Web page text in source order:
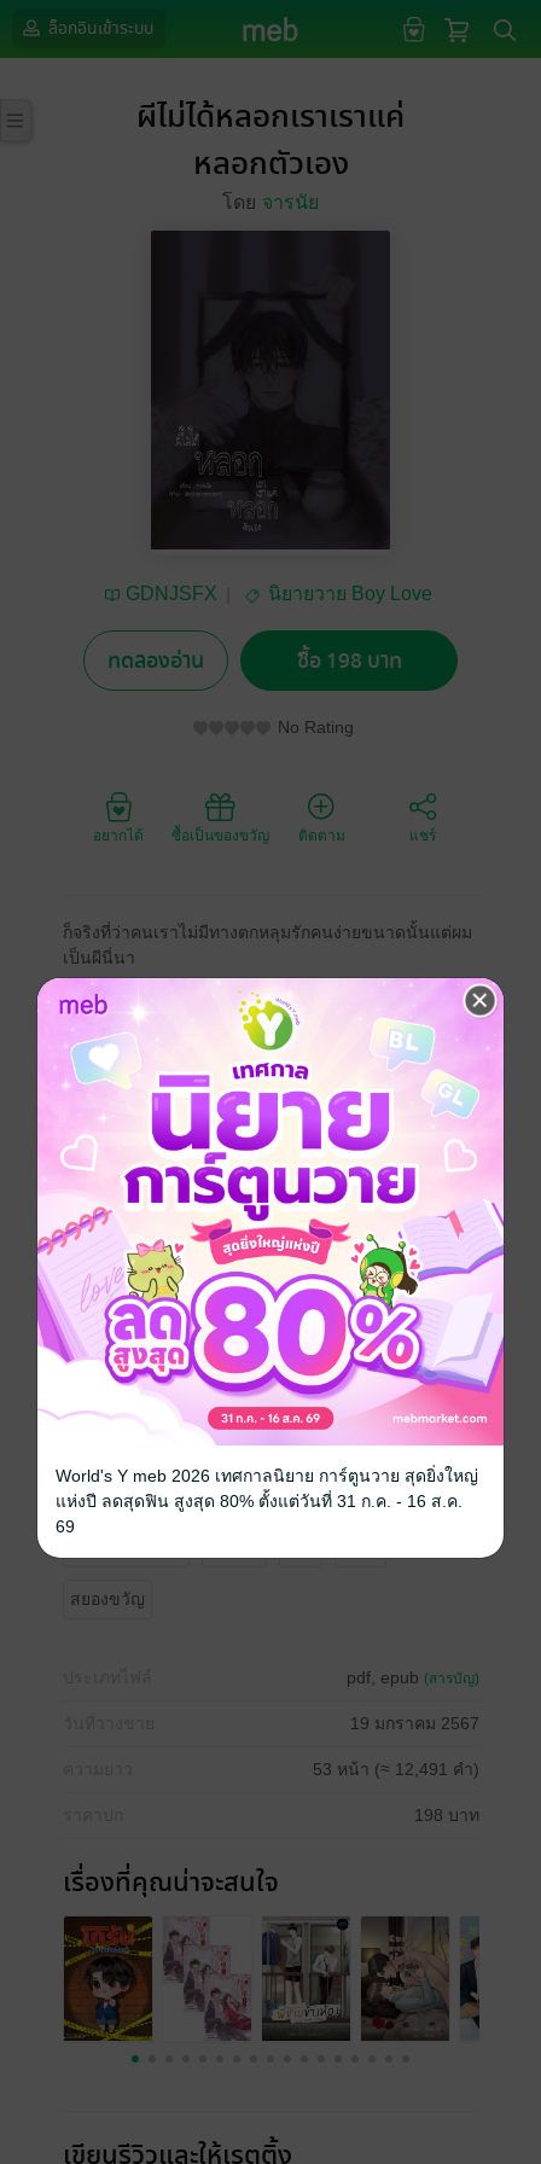
ล็อกอินเข้าระบบ
ผีไม่ได้หลอกเราเราแค่
หลอกตัวเอง
โดย จารนัย
GDNJSFX
นิยายวาย Boy Love
ทดลองอ่าน ซื้อ 198 บาท
No Rating
อยากได้ ซื้อเป็นของขวัญ ติดตาม แชร์
ก็จริงที่ว่าคนเราไม่มีทางตกหลุมรักคนง่ายขนาดนั้นแต่ผม
เป็นผีนี่นา
|
ยูเก็น นักเลงหนุ่มในวัยมัธยมปลายที่ไม่สามารถใช้ชีวิต
แบบปกติได้เนื่องจากถูก "แบล็คเมล์" โดยคุณครูใจร้าย
อย่างโยชิมาและจำเป็นที่จะต้องทำทุกอย่างที่ครูโยชิมา
ต้องการเพื่อไม่ให้ความลับของตัวเองรั่วไหลออกไป
ในวันที่ยูเก็นเผลอหลับด้วยความเหนื่อยล้าจากการกลั่น
แกล้งของครูผู้ถือไพ่ใหญ่กว่า เขาได้วิ่งอย่างรวดเร็วเพื่อ
ออกจากอาคารโดยเป็นเส้นทางใหม่ที่เกิดจากความรีบร้อน
ทำให้ยูเก็นกำเป็นต้องวิ่งผ่านห้องดนตรีเก่าที่ถูกปล่อยทิ้ง
บ้างก็ถูกเก็บของอื่น ๆ ไว้ที่ไม่เกี่ยวกับดนตรีราวกับห้องขยะ
แต่มันหน้าแปลกตรงที่ห้องนี้ดันมีเสียงดนตรีดังขึ้นในขณะ
ที่ยูเก็นวิ่งผ่าน
" เสียงซามิเซ็ง ? "
เมื่อเป็นเช่นนั้นเขาก็ได้แต่เก็บความสงสัยนั้นไว้ภายในใจ
ในวันต่อมาเขาคิดที่จะหาความจริงหาคำตอบของห้อง
ดนตรี และเมื่อประตูห้องดนตรีถูกเปิดออก ก็ถือเป็นจุดเริ่ม
ต้นของความวุ่นวายและน้ำตา
สยองขวัญ
pdf, epub (สารบัญ)
19 มกราคม 2567
53 หน้า (≈ 12,491 คำ)
198 บาท
เรื่องที่คุณน่าจะสนใจ
World's Y meb 2026 เทศกาลนิยาย การ์ตูนวาย สุดยิ่งใหญ่
แห่งปี ลดสุดฟิน สูงสุด 80% ตั้งแต่วันที่ 31 ก.ค. - 16 ส.ค.
69